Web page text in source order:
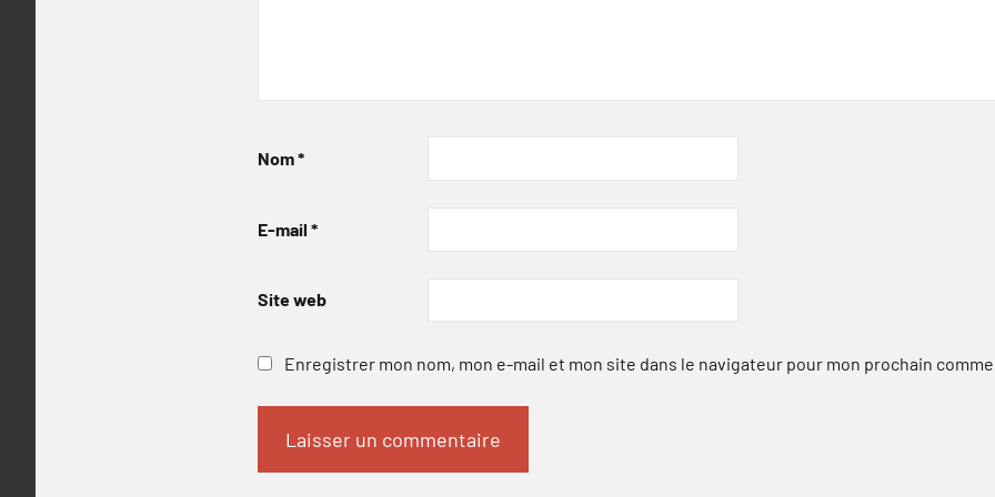
Nom*
E-mail *
Site web
Enregistrer mon nom, mon e-mail et mon site dans le navigateur pour mon prochain